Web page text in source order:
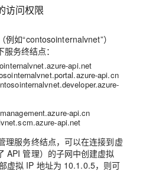
访问权限
如“contosointernalvnet”）
务终结点：
api.net
api.cn
api.cn
api.net
理服务终结点，可以在连接到虚
API 管理）的子网中创建虚拟
虚拟 IP 地址为 10.1.0.5，则可